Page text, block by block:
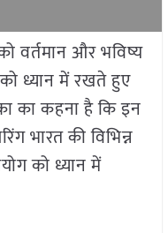
वर्तमान और भविष्य
ध्यान में रखते हुए
का कहना है कि इन
भारत की विभिन्न
को ध्यान में